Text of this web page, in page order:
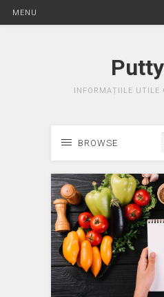
MENU
INFORMAȚIILE UTILE
BROWSE